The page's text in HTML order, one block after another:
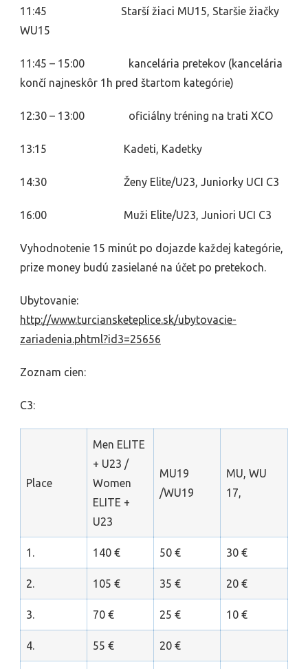
11:45 Starší žiaci MU15, Staršie žiačky
WU15
11:45 – 15:00 kancelária pretekov (kancelária
končí najneskôr 1h pred štartom kategórie)
12:30 – 13:00 oficiálny tréning na trati XCO
13:15 Kadeti, Kadetky
14:30 Ženy Elite/U23, Juniorky UCI C3
16:00 Muži Elite/U23, Juniori UCI C3
Vyhodnotenie 15 minút po dojazde každej kategórie,
prize money budú zasielané na účet po pretekoch.
Ubytovanie:
http://www.turciansketeplice.sk/ubytovacie-
zariadenia.phtml?id3=25656
Zoznam cien:
C3:
Place
Men ELITE
+ U23 /
Women
ELITE +
U23
MU19
/WU19
MU, WU
17,
1. 140 € 50 € 30 €
2. 105 € 35 € 20 €
3. 70 € 25 € 10 €
4. 55 € 20 €